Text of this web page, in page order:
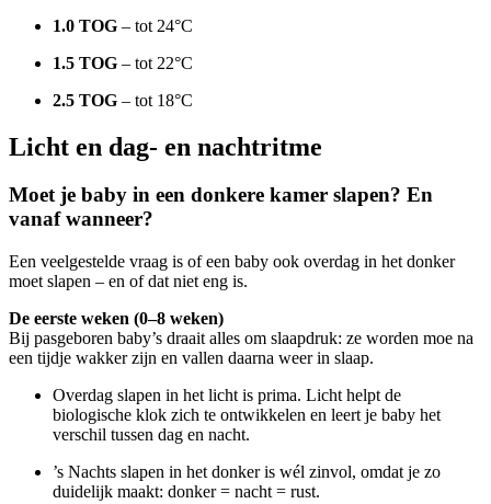
1.0 TOG – tot 24°C
1.5 TOG – tot 22°C
2.5 TOG – tot 18°C
Licht en dag- en nachtritme
Moet je baby in een donkere kamer slapen? En
vanaf wanneer?
Een veelgestelde vraag is of een baby ook overdag in het donker
moet slapen – en of dat niet eng is.
De eerste weken (0–8 weken)
Bij pasgeboren baby’s draait alles om slaapdruk: ze worden moe na
een tijdje wakker zijn en vallen daarna weer in slaap.
Overdag slapen in het licht is prima. Licht helpt de
biologische klok zich te ontwikkelen en leert je baby het
verschil tussen dag en nacht.
’s Nachts slapen in het donker is wél zinvol, omdat je zo
duidelijk maakt: donker = nacht = rust.